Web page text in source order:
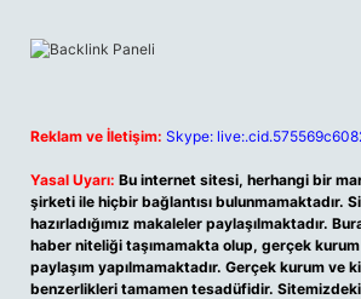
Reklam ve İletişim: Skype:
Yasal Uyarı: Bu internet sitesi, herhangi bir
şirketi ile hiçbir bağlantısı bulunmamaktadır.
hazırladığımız makaleler paylaşılmaktadır.
haber niteliği taşımamakta olup, gerçek
paylaşım yapılmamaktadır. Gerçek kurum ve
benzerlikleri tamamen tesadüfidir.